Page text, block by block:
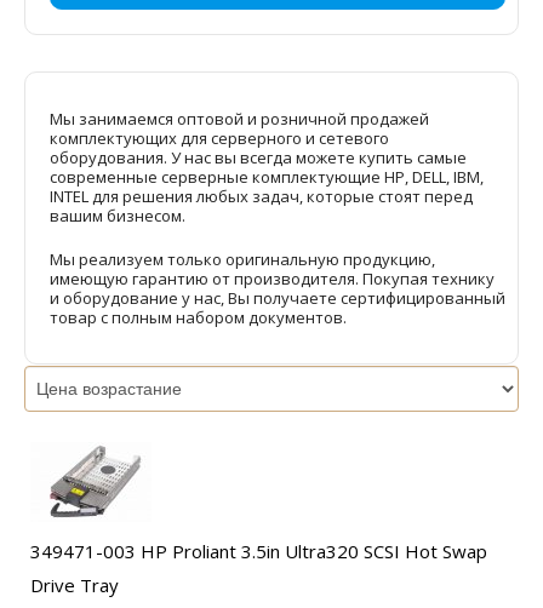
Мы занимаемся оптовой и розничной продажей
комплектующих для серверного и сетевого
оборудования. У нас вы всегда можете купить самые
современные серверные комплектующие HP, DELL, IBM,
INTEL для решения любых задач, которые стоят перед
вашим бизнесом.
Мы реализуем только оригинальную продукцию,
имеющую гарантию от производителя. Покупая технику
и оборудование у нас, Вы получаете сертифицированный
товар с полным набором документов.
349471-003 HP Proliant 3.5in Ultra320 SCSI Hot Swap
Drive Tray